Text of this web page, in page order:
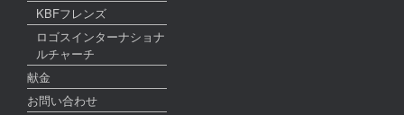
KBFフレンズ
ロゴスインターナショナ
ルチャーチ
献金
お問い合わせ